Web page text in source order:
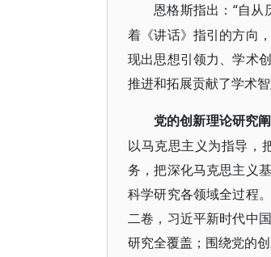
恩格斯指出： “自从
着《讲话》指引的方向
现出思想引领力、学术
推进和拓展贡献了学术智
党的创新理论研究
以马克思主义为指导，
务，把深化马克思主义
科学研究各领域全过程
二卷，习近平新时代中
研究全覆盖；围绕党的